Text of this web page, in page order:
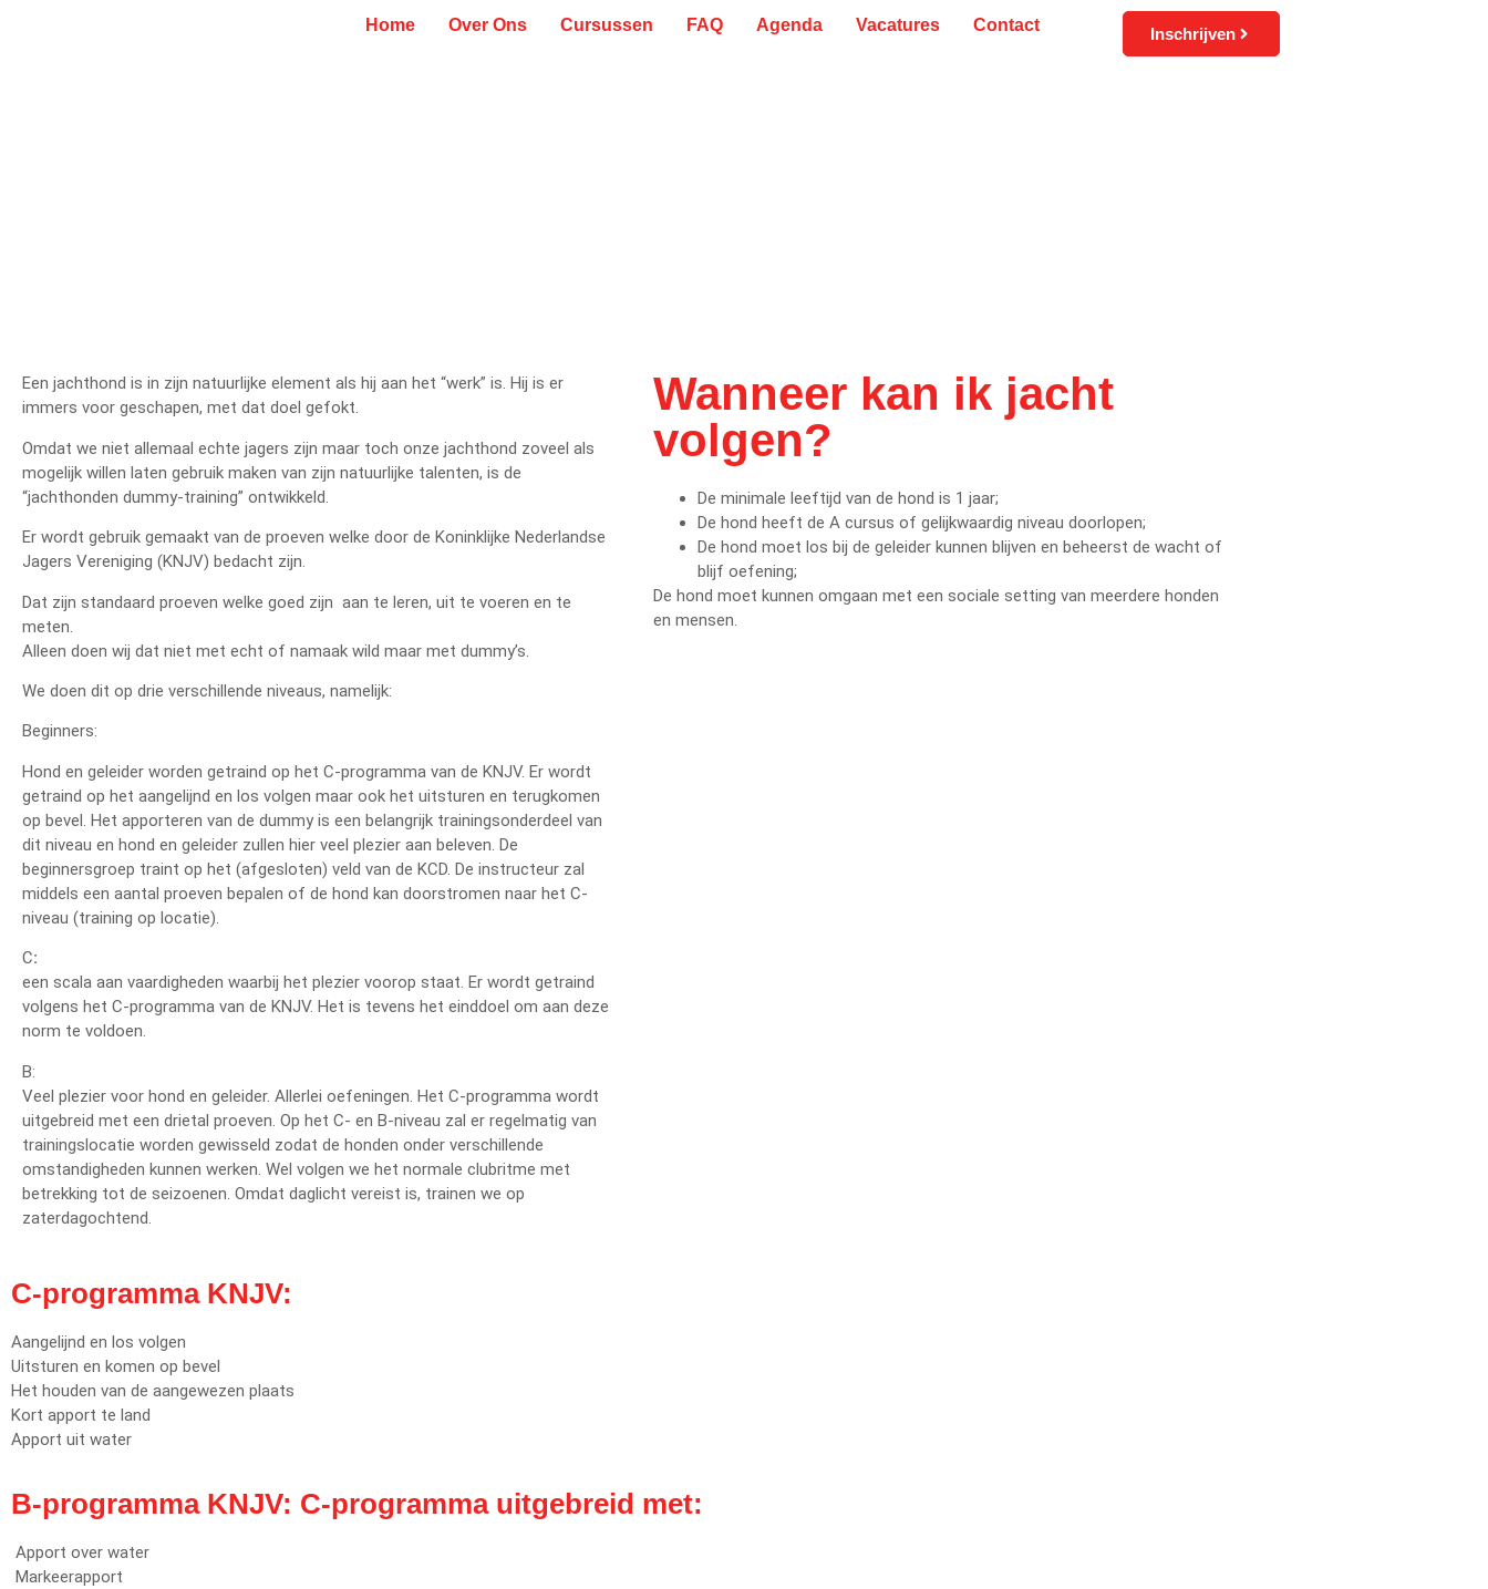
Home Over Ons Cursussen FAQ Agenda Vacatures Contact Inschrijven
Een jachthond is in zijn natuurlijke element als hij aan het “werk” is. Hij is er
immers voor geschapen, met dat doel gefokt.
Omdat we niet allemaal echte jagers zijn maar toch onze jachthond zoveel als
mogelijk willen laten gebruik maken van zijn natuurlijke talenten, is de
“jachthonden dummy-training” ontwikkeld.
Er wordt gebruik gemaakt van de proeven welke door de Koninklijke Nederlandse
Jagers Vereniging (KNJV) bedacht zijn.
Dat zijn standaard proeven welke goed zijn aan te leren, uit te voeren en te
meten.
Alleen doen wij dat niet met echt of namaak wild maar met dummy’s.
We doen dit op drie verschillende niveaus, namelijk:
Beginners:
Hond en geleider worden getraind op het C-programma van de KNJV. Er wordt
getraind op het aangelijnd en los volgen maar ook het uitsturen en terugkomen
op bevel. Het apporteren van de dummy is een belangrijk trainingsonderdeel van
dit niveau en hond en geleider zullen hier veel plezier aan beleven. De
beginnersgroep traint op het (afgesloten) veld van de KCD. De instructeur zal
middels een aantal proeven bepalen of de hond kan doorstromen naar het C-
niveau (training op locatie).
C:
een scala aan vaardigheden waarbij het plezier voorop staat. Er wordt getraind
volgens het C-programma van de KNJV. Het is tevens het einddoel om aan deze
norm te voldoen.
B:
Veel plezier voor hond en geleider. Allerlei oefeningen. Het C-programma wordt
uitgebreid met een drietal proeven. Op het C- en B-niveau zal er regelmatig van
trainingslocatie worden gewisseld zodat de honden onder verschillende
omstandigheden kunnen werken. Wel volgen we het normale clubritme met
betrekking tot de seizoenen. Omdat daglicht vereist is, trainen we op
zaterdagochtend.
Wanneer kan ik jacht
volgen?
De minimale leeftijd van de hond is 1 jaar;
De hond heeft de A cursus of gelijkwaardig niveau doorlopen;
De hond moet los bij de geleider kunnen blijven en beheerst de wacht of
blijf oefening;
De hond moet kunnen omgaan met een sociale setting van meerdere honden
en mensen.
C-programma KNJV:
Aangelijnd en los volgen
Uitsturen en komen op bevel
Het houden van de aangewezen plaats
Kort apport te land
Apport uit water
B-programma KNJV: C-programma uitgebreid met:
Apport over water
Markeerapport